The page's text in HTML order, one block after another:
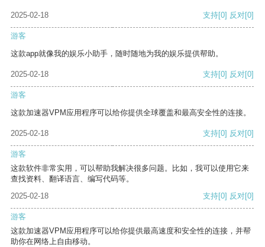
2025-02-18 支持[0] 反对[0]
游客
这款app就像我的娱乐小助手，随时随地为我的娱乐提供帮助。
2025-02-18 支持[0] 反对[0]
游客
这款加速器VPM应用程序可以给你提供全球覆盖和最高安全性的连接。
2025-02-18 支持[0] 反对[0]
游客
这款软件非常实用，可以帮助我解决很多问题。比如，我可以使用它来
查找资料、翻译语言、编写代码等。
2025-02-18
支持[0] 反对[0]
游客
这款加速器VPM应用程序可以给你提供最高速度和安全性的连接，并帮
助你在网络上自由移动。